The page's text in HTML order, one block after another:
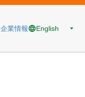
企業情報 English